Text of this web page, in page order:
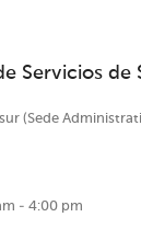
Servicios de
(Sede
- 4:00 pm